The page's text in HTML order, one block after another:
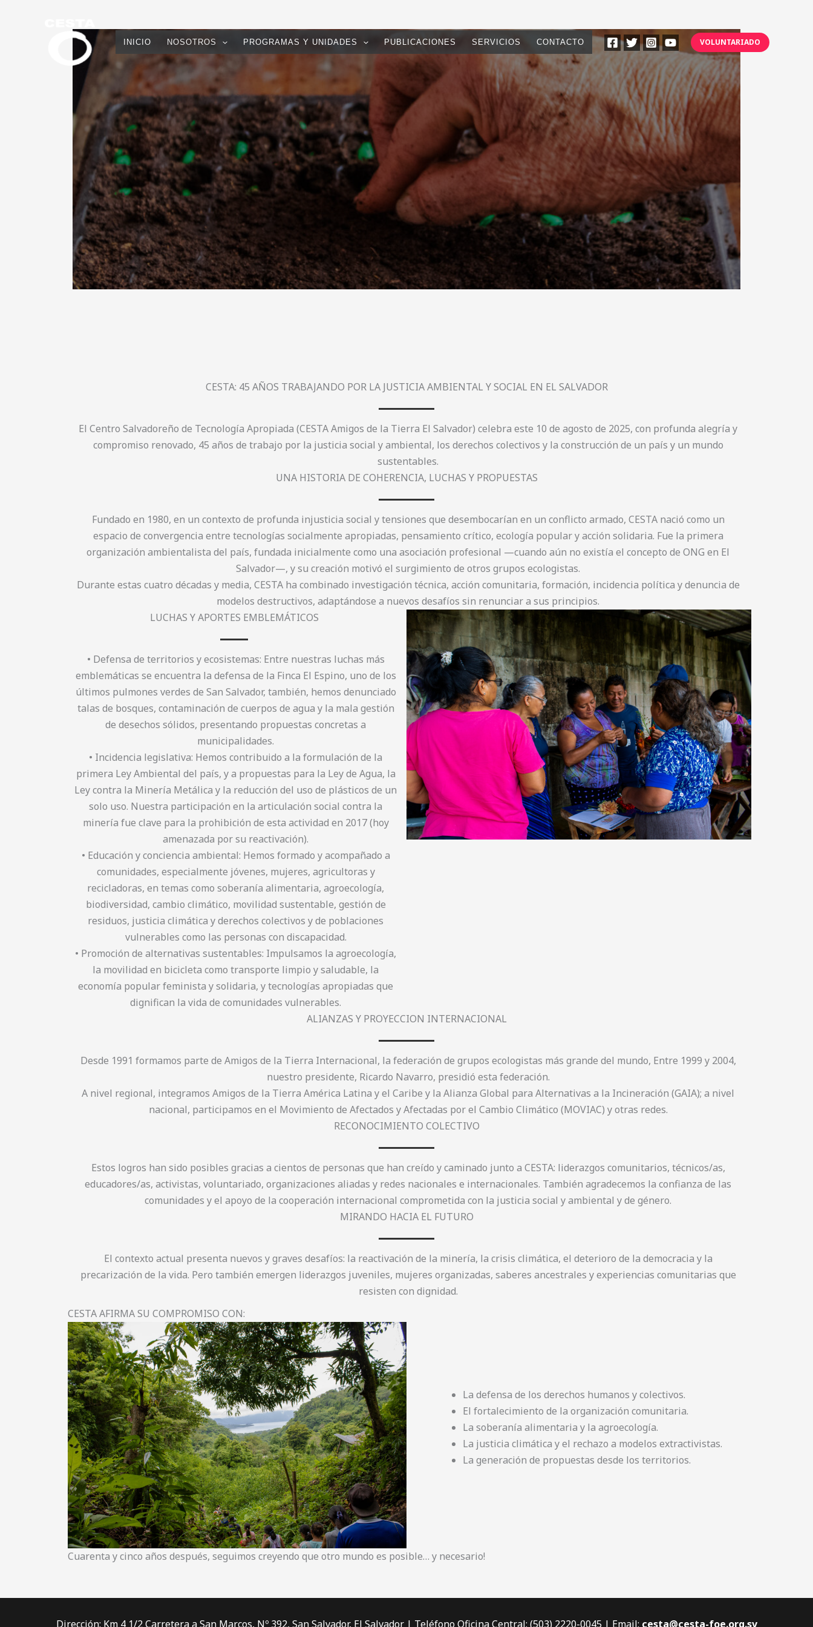
INICIO NOSOTROS PROGRAMAS Y UNIDADES PUBLICACIONES SERVICIOS CONTACTO VOLUNTARIADO
CESTA: 45 AÑOS TRABAJANDO POR LA JUSTICIA AMBIENTAL Y SOCIAL EN EL SALVADOR
El Centro Salvadoreño de Tecnología Apropiada (CESTA Amigos de la Tierra El Salvador) celebra este 10 de agosto de 2025, con profunda alegría y
compromiso renovado, 45 años de trabajo por la justicia social y ambiental, los derechos colectivos y la construcción de un país y un mundo
sustentables.
UNA HISTORIA DE COHERENCIA, LUCHAS Y PROPUESTAS
Fundado en 1980, en un contexto de profunda injusticia social y tensiones que desembocarían en un conflicto armado, CESTA nació como un
espacio de convergencia entre tecnologías socialmente apropiadas, pensamiento crítico, ecología popular y acción solidaria. Fue la primera
organización ambientalista del país, fundada inicialmente como una asociación profesional —cuando aún no existía el concepto de ONG en El
Salvador—, y su creación motivó el surgimiento de otros grupos ecologistas.
Durante estas cuatro décadas y media, CESTA ha combinado investigación técnica, acción comunitaria, formación, incidencia política y denuncia de
modelos destructivos, adaptándose a nuevos desafíos sin renunciar a sus principios.
LUCHAS Y APORTES EMBLEMÁTICOS
• Defensa de territorios y ecosistemas: Entre nuestras luchas más
emblemáticas se encuentra la defensa de la Finca El Espino, uno de los
últimos pulmones verdes de San Salvador, también, hemos denunciado
talas de bosques, contaminación de cuerpos de agua y la mala gestión
de desechos sólidos, presentando propuestas concretas a
municipalidades.
• Incidencia legislativa: Hemos contribuido a la formulación de la
primera Ley Ambiental del país, y a propuestas para la Ley de Agua, la
Ley contra la Minería Metálica y la reducción del uso de plásticos de un
solo uso. Nuestra participación en la articulación social contra la
minería fue clave para la prohibición de esta actividad en 2017 (hoy
amenazada por su reactivación).
• Educación y conciencia ambiental: Hemos formado y acompañado a
comunidades, especialmente jóvenes, mujeres, agricultoras y
recicladoras, en temas como soberanía alimentaria, agroecología,
biodiversidad, cambio climático, movilidad sustentable, gestión de
residuos, justicia climática y derechos colectivos y de poblaciones
vulnerables como las personas con discapacidad.
• Promoción de alternativas sustentables: Impulsamos la agroecología,
la movilidad en bicicleta como transporte limpio y saludable, la
economía popular feminista y solidaria, y tecnologías apropiadas que
dignifican la vida de comunidades vulnerables.
ALIANZAS Y PROYECCION INTERNACIONAL
Desde 1991 formamos parte de Amigos de la Tierra Internacional, la federación de grupos ecologistas más grande del mundo, Entre 1999 y 2004,
nuestro presidente, Ricardo Navarro, presidió esta federación.
A nivel regional, integramos Amigos de la Tierra América Latina y el Caribe y la Alianza Global para Alternativas a la Incineración (GAIA); a nivel
nacional, participamos en el Movimiento de Afectados y Afectadas por el Cambio Climático (MOVIAC) y otras redes.
RECONOCIMIENTO COLECTIVO
Estos logros han sido posibles gracias a cientos de personas que han creído y caminado junto a CESTA: liderazgos comunitarios, técnicos/as,
educadores/as, activistas, voluntariado, organizaciones aliadas y redes nacionales e internacionales. También agradecemos la confianza de las
comunidades y el apoyo de la cooperación internacional comprometida con la justicia social y ambiental y de género.
MIRANDO HACIA EL FUTURO
El contexto actual presenta nuevos y graves desafíos: la reactivación de la minería, la crisis climática, el deterioro de la democracia y la
precarización de la vida. Pero también emergen liderazgos juveniles, mujeres organizadas, saberes ancestrales y experiencias comunitarias que
resisten con dignidad.
CESTA AFIRMA SU COMPROMISO CON:
La defensa de los derechos humanos y colectivos.
El fortalecimiento de la organización comunitaria.
La soberanía alimentaria y la agroecología.
La justicia climática y el rechazo a modelos extractivistas.
La generación de propuestas desde los territorios.
Cuarenta y cinco años después, seguimos creyendo que otro mundo es posible… y necesario!
Dirección: Km 4 1/2 Carretera a San Marcos, Nº 392, San Salvador, El Salvador | Teléfono Oficina Central: (503) 2220-0045 | Email: cesta@cesta-foe.org.sv